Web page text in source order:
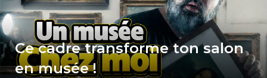
Ce cadre transforme ton salon
en musée !